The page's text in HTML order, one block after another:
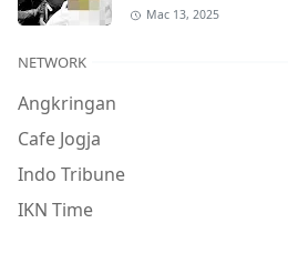
Mac 13, 2025
NETWORK
Angkringan
Cafe Jogja
Indo Tribune
IKN Time